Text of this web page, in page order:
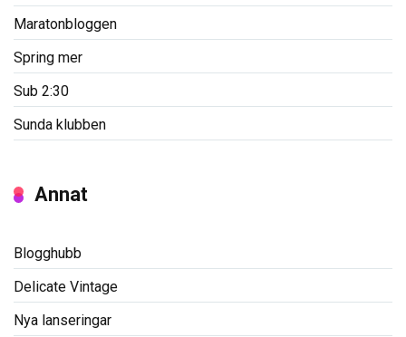
Maratonbloggen
Spring mer
Sub 2:30
Sunda klubben
Annat
Blogghubb
Delicate Vintage
Nya lanseringar